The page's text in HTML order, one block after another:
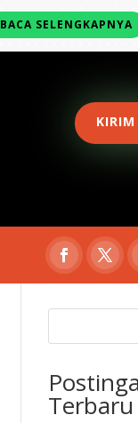
BACA SELENGKAPNYA
Terbaru